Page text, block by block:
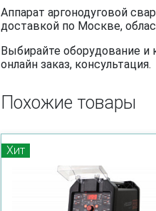
Аппарат аргонодуговой
доставкой по Москве,
Выбирайте оборудование и
онлайн заказ, консультация.
Похожие товары
Хит